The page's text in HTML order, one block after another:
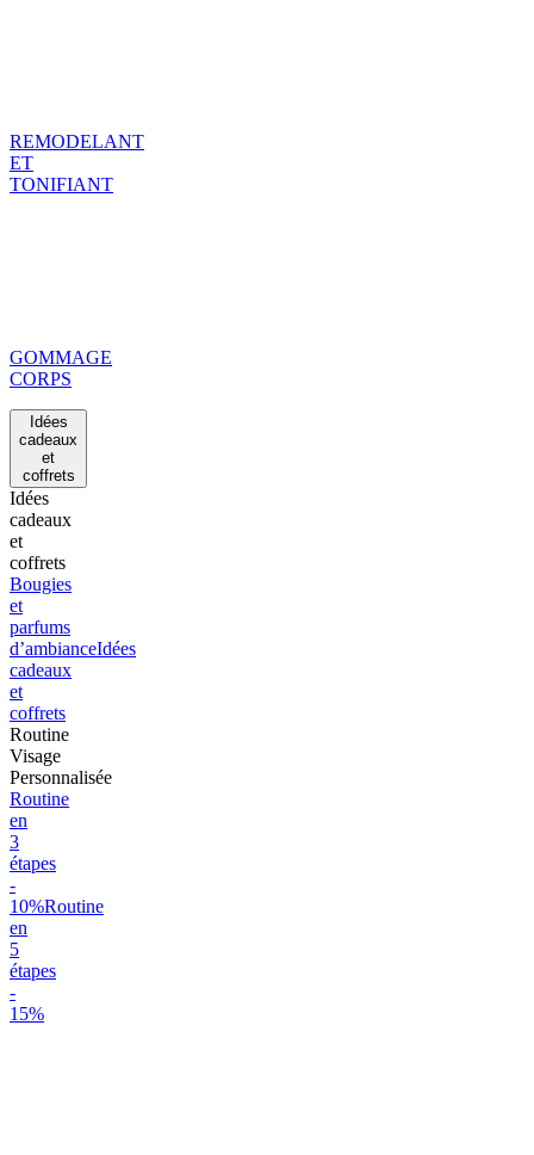
REMODELANT
ET
TONIFIANT
GOMMAGE
CORPS
Idées
cadeaux
et
coffrets
Idées
cadeaux
et
coffrets
Bougies
et
parfums
d’ambianceIdées
cadeaux
et
coffrets
Routine
Visage
Personnalisée
Routine
en
3
étapes
-
10%Routine
en
5
étapes
-
15%